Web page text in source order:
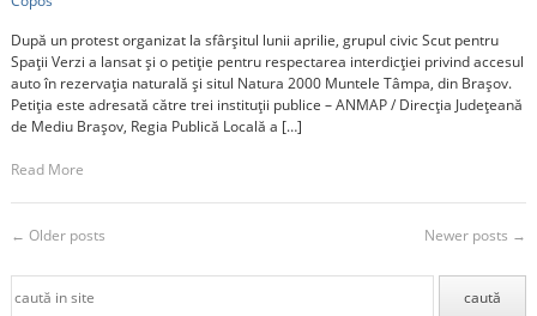
După un protest organizat la sfârșitul lunii aprilie, grupul civic Scut pentru
Spații Verzi a lansat și o petiție pentru respectarea interdicției privind accesul
auto în rezervația naturală și situl Natura 2000 Muntele Tâmpa, din Brașov.
Petiția este adresată către trei instituții publice – ANMAP / Direcția Județeană
de Mediu Brașov, Regia Publică Locală a […]
Read More
← Older posts Newer posts →